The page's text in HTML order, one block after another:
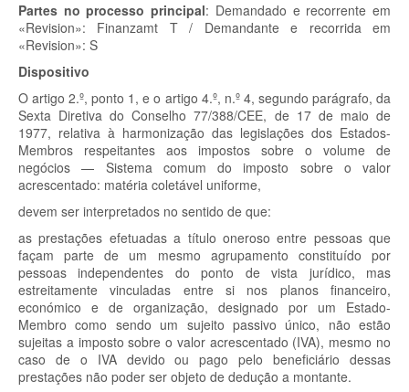
Partes no processo principal: Demandado e recorrente em
«Revision»:
Finanzamt T / Demandante e recorrida em
«Revision»: S
Dispositivo
O artigo 2.º, ponto 1, e o artigo 4.º, n.º 4, segundo parágrafo, da
Sexta Diretiva do Conselho 77/388/CEE, de 17 de maio de
1977, relativa à harmonização das legislações dos Estados-
Membros respeitantes aos impostos sobre o volume de
negócios — Sistema comum do imposto sobre o valor
acrescentado: matéria coletável uniforme,
devem ser interpretados no sentido de que:
as prestações efetuadas a título oneroso entre pessoas que
façam parte de um mesmo agrupamento constituído por
pessoas independentes do ponto de vista jurídico, mas
estreitamente vinculadas entre si nos planos financeiro,
económico e de organização, designado por um Estado-
Membro como sendo um sujeito passivo único, não estão
sujeitas a imposto sobre o valor acrescentado (IVA), mesmo no
caso de o IVA devido ou pago pelo beneficiário dessas
prestações não poder ser objeto de dedução a montante.